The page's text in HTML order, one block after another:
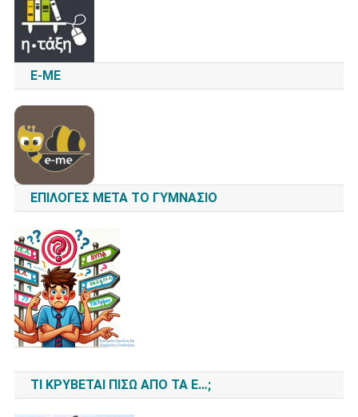
E-ME
ΕΠΙΛΟΓΈΣ ΜΕΤΆ ΤΟ ΓΥΜΝΆΣΙΟ
ΤΙ ΚΡΎΒΕΤΑΙ ΠΊΣΩ ΑΠΌ ΤΑ Ε…;